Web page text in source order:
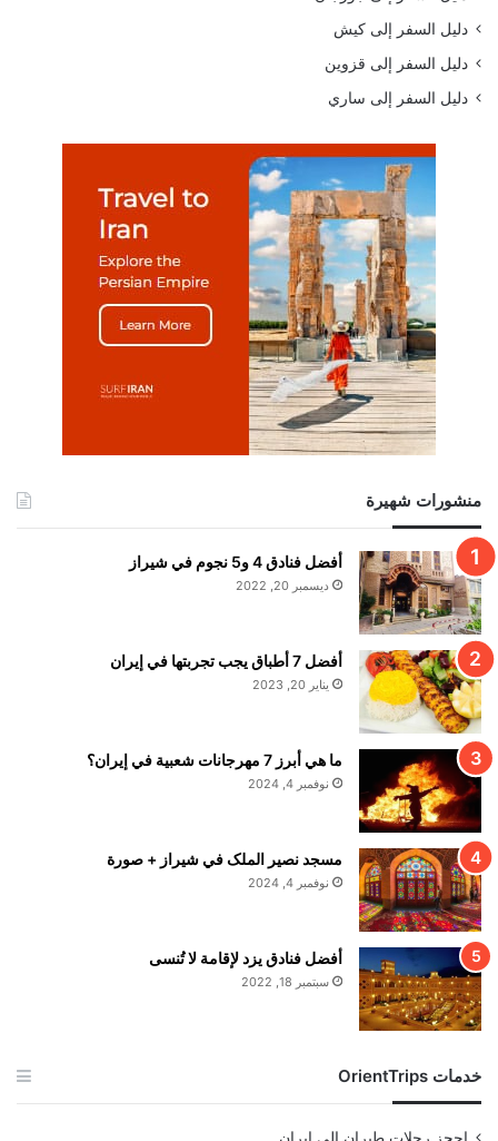
دليل السفر إلى كيش
دليل السفر إلى قزوين
دليل السفر إلى ساري
منشورات شهيرة
أفضل فنادق 4 و5 نجوم في شيراز
ديسمبر 20, 2022
أفضل 7 أطباق يجب تجربتها في إيران
يناير 20, 2023
ما هي أبرز 7 مهرجانات شعبية في إيران؟
نوفمبر 4, 2024
مسجد نصير الملک في شيراز + صورة
نوفمبر 4, 2024
أفضل فنادق يزد لإقامة لا تُنسى
سبتمبر 18, 2022
خدمات OrientTrips
احجز رحلات طيران إلى إيران